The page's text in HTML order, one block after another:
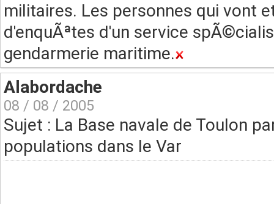
militaires. Les personnes qui vont
d'enquÃªtes d'un service
gendarmerie maritime.
Alabordache
08 / 08 / 2005
Sujet : La Base navale de Toulon
populations dans le Var